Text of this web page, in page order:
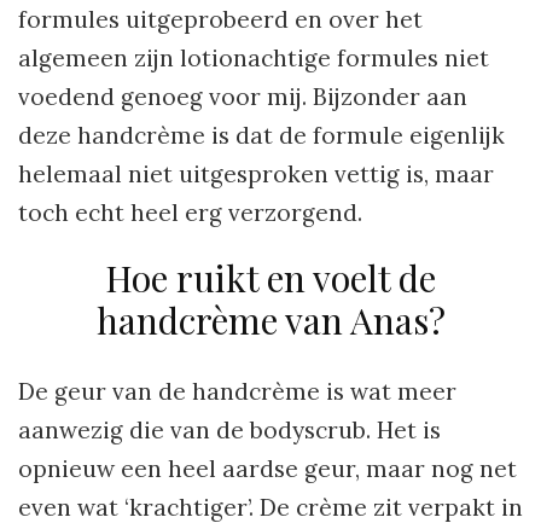
formules uitgeprobeerd en over het
algemeen zijn lotionachtige formules niet
voedend genoeg voor mij. Bijzonder aan
deze handcrème is dat de formule eigenlijk
helemaal niet uitgesproken vettig is, maar
toch echt heel erg verzorgend.
Hoe ruikt en voelt de
handcrème van Anas?
De geur van de handcrème is wat meer
aanwezig die van de bodyscrub. Het is
opnieuw een heel aardse geur, maar nog net
even wat ‘krachtiger’. De crème zit verpakt in